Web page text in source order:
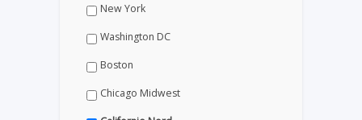
New York
Washington DC
Boston
Chicago Midwest